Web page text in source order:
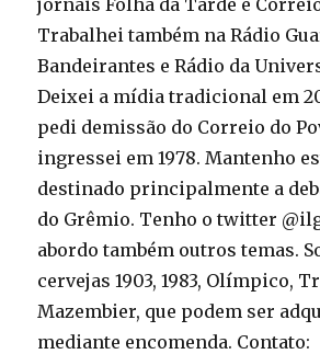
jornais Folha da Tarde e
Trabalhei também na Rádio
Bandeirantes e Rádio da
Deixei a mídia tradicional em
pedi demissão do Correio do
ingressei em 1978. Mantenho
destinado principalmente a
do Grêmio. Tenho o twitter
abordo também outros temas.
cervejas 1903, 1983, Olímpico,
Mazembier, que podem ser
mediante encomenda. Contato: